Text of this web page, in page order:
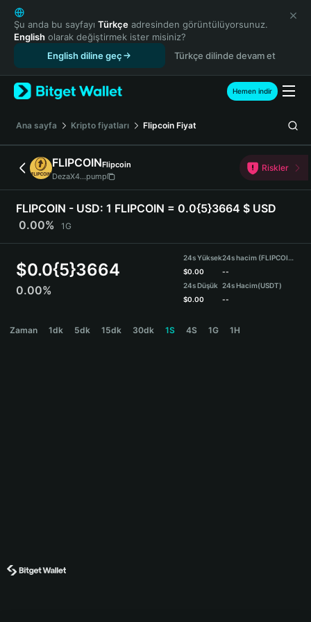
English
日本語
Tiếng Việt
Español (Latinoamérica)
Türkçe
Français
Deutsch
简体中文
繁體中文
Português (Portugal)
Bahasa Indonesia
ภาษาไทย
हिन्दी
Español
Português (Brasil)
Şu anda bu sayfayı Türkçe adresinden görüntülüyorsunuz.
English olarak değiştirmek ister misiniz?
English diline geç
Türkçe dilinde devam et
Hemen indir
Ana sayfa Kripto fiyatları Flipcoin Fiyat
FLIPCOINFlipcoin
DezaX4...pump
Riskler
FLIPCOIN - USD: 1 FLIPCOIN = 0.0{5}3664 $ USD
0.00%
1G
$0.0{5}3664
0.00%
24s Yüksek
$0.00
24s Düşük
$0.00
24s hacim (FLIPCOIN)
--
24s Hacim(USDT)
--
Zaman 1dk 5dk 15dk 30dk 1S 4S 1G 1H